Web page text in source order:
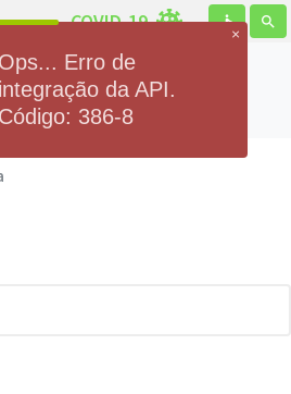
COVID-19 accessible search
Prefeitura Municipal de
Serra de São Bento
×
Ops... Erro de
integração da API.
Código: 386-8